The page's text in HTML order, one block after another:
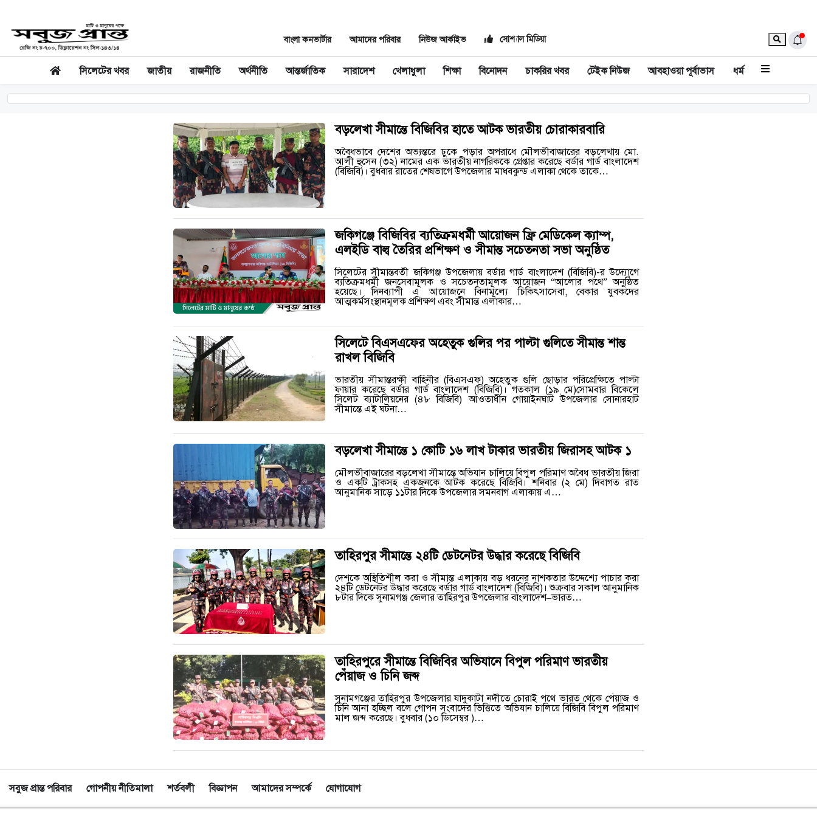
বাংলা কনভার্টার আমাদের পরিবার নিউজ আর্কাইভ সোশ্যাল মিডিয়া
সিলেটের খবর জাতীয় রাজনীতি অর্থনীতি আন্তর্জাতিক সারাদেশ খেলাধুলা শিক্ষা বিনোদন চাকরির খবর টেইক নিউজ আবহাওয়া পূর্বাভাস ধর্ম
বড়লেখা সীমান্তে বিজিবির হাতে আটক ভারতীয় চোরাকারবারি
অবৈধভাবে দেশের অভ্যন্তরে ঢুকে পড়ার অপরাধে মৌলভীবাজারের বড়লেখায় মো.
আলী হুসেন (৩২) নামের এক ভারতীয় নাগরিককে গ্রেপ্তার করেছে বর্ডার গার্ড বাংলাদেশ
(বিজিবি)। বুধবার রাতের শেষভাগে উপজেলার মাধবকুন্ড এলাকা থেকে তাকে…
জকিগঞ্জে বিজিবির ব্যতিক্রমধর্মী আয়োজন ফ্রি মেডিকেল ক্যাম্প,
এলইডি বাল্ব তৈরির প্রশিক্ষণ ও সীমান্ত সচেতনতা সভা অনুষ্ঠিত
সিলেটের সীমান্তবর্তী জকিগঞ্জ উপজেলায় বর্ডার গার্ড বাংলাদেশ (বিজিবি)-র উদ্যোগে
ব্যতিক্রমধর্মী জনসেবামূলক ও সচেতনতামূলক আয়োজন “আলোর পথে” অনুষ্ঠিত
হয়েছে। দিনব্যাপী এ আয়োজনে বিনামূল্যে চিকিৎসাসেবা, বেকার যুবকদের
আত্মকর্মসংস্থানমূলক প্রশিক্ষণ এবং সীমান্ত এলাকার…
সিলেটে বিএসএফের অহেতুক গুলির পর পাল্টা গুলিতে সীমান্ত শান্ত
রাখল বিজিবি
ভারতীয় সীমান্তরক্ষী বাহিনীর (বিএসএফ) অহেতুক গুলি ছোড়ার পরিপ্রেক্ষিতে পাল্টা
ফায়ার করেছে বর্ডার গার্ড বাংলাদেশ (বিজিবি)। গতকাল (১৯ মে)সোমবার বিকেলে
সিলেট ব্যাটালিয়নের (৪৮ বিজিবি) আওতাধীন গোয়াইনঘাট উপজেলার সোনারহাট
সীমান্তে এই ঘটনা…
বড়লেখা সীমান্তে ১ কোটি ১৬ লাখ টাকার ভারতীয় জিরাসহ আটক ১
মৌলভীবাজারের বড়লেখা সীমান্তে অভিযান চালিয়ে বিপুল পরিমাণ অবৈধ ভারতীয় জিরা
ও একটি ট্রাকসহ একজনকে আটক করেছে বিজিবি। শনিবার (২ মে) দিবাগত রাত
আনুমানিক সাড়ে ১১টার দিকে উপজেলার সমনবাগ এলাকায় এ…
তাহিরপুর সীমান্তে ২৪টি ডেটনেটর উদ্ধার করেছে বিজিবি
দেশকে অস্থিতিশীল করা ও সীমান্ত এলাকায় বড় ধরনের নাশকতার উদ্দেশ্যে পাচার করা
২৪টি ডেটনেটর উদ্ধার করেছে বর্ডার গার্ড বাংলাদেশ (বিজিবি)। শুক্রবার সকাল আনুমানিক
৮টার দিকে সুনামগঞ্জ জেলার তাহিরপুর উপজেলার বাংলাদেশ–ভারত…
তাহিরপুরে সীমান্তে বিজিবির অভিযানে বিপুল পরিমাণ ভারতীয়
পেঁয়াজ ও চিনি জব্দ
সুনামগঞ্জের তাহিরপুর উপজেলার যাদুকাটা নদীতে চোরাই পথে ভারত থেকে পেঁয়াজ ও
চিনি আনা হচ্ছিল বলে গোপন সংবাদের ভিত্তিতে অভিযান চালিয়ে বিজিবি বিপুল পরিমাণ
মাল জব্দ করেছে। ‎বুধবার (১০ ডিসেম্বর )…
সবুজ প্রান্ত পরিবার গোপনীয় নীতিমালা শর্তবলী বিজ্ঞাপন আমাদের সম্পর্কে যোগাযোগ